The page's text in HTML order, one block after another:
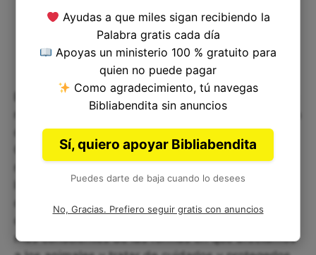
Este versículo nos invita a ser más conscientes de
nuestro impacto en el medio ambiente y en la vida
de los animales. Podemos aplicar el mensaje de
Génesis 6:19 en nuestra vida diaria al ser más
los recursos naturales, ya sea reduciendo el uso
de plásticos o comprando productos amigables
más conscientes de las formas en que afectamos
Ayudas a que miles sigan recibiendo la
Palabra gratis cada día
Apoyas un ministerio 100 % gratuito para
quien no puede pagar
Como agradecimiento, tú navegas
Bibliabendita sin anuncios
Sí, quiero apoyar Bibliabendita
Puedes darte de baja cuando lo desees
No, Gracias. Prefiero seguir gratis con anuncios